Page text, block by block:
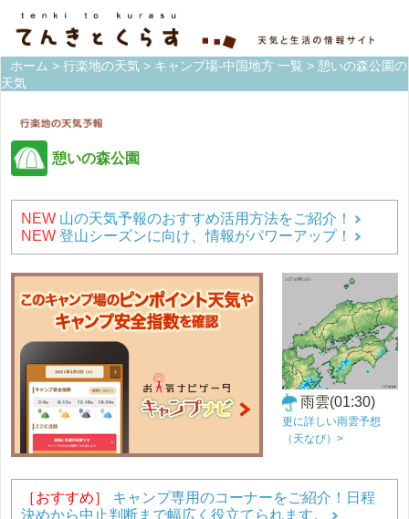
ホーム > 行楽地の天気 > キャンプ場-中国地方 一覧 > 憩いの森公園の
天気
憩いの森公園
NEW 山の天気予報のおすすめ活用方法をご紹介！
NEW 登山シーズンに向け、情報がパワーアップ！
雨雲(01:30)
更に詳しい雨雲予想
（天なび）>
［おすすめ］
キャンプ専用のコーナーをご紹介！日程
決めから中止判断まで幅広く役立てられます。